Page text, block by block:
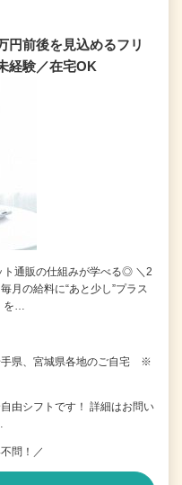
円前後を見込めるフリ
経験／在宅OK
ト通販の仕組みが学べる◎ ＼2
月の給料に“あと少し”プラス
を…
手県、宮城県各地のご自宅 ※
由シフトです！ 詳細はお問い
問！／